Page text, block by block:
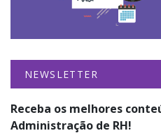
NEWSLETTER
Receba os melhores
Administração de RH!